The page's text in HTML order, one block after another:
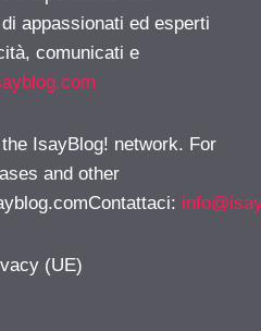
appassionati ed esperti
comunicati e
IsayBlog! network. For
and other
:
(UE)